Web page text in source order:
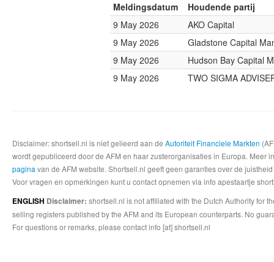
Meldingsdatum
Houdende partij
9 May 2026
AKO Capital
9 May 2026
Gladstone Capital
9 May 2026
Hudson Bay Capital
9 May 2026
TWO SIGMA
Disclaimer: shortsell.nl is niet gelieerd aan de Autoriteit Financiele Markten
wordt gepubliceerd door de AFM en haar zusterorganisaties in Europa.
pagina van de AFM website. Shortsell.nl geeft geen garanties over de
Voor vragen en opmerkingen kunt u contact opnemen via info apestaartje
ENGLISH Disclaimer: shortsell.nl is not affiliated with the Dutch Authority for
selling registers published by the AFM and its European counterparts. No
For questions or remarks, please contact info [at] shortsell.nl